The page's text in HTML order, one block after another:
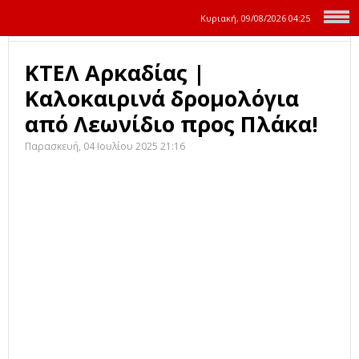
Κυριακή, 09/08/2026 04:25
ΚΤΕΛ Αρκαδίας |
Καλοκαιρινά δρομολόγια
από Λεωνίδιο προς Πλάκα!
Παρασκευή, 04 Ιουλίου 2025 21:16